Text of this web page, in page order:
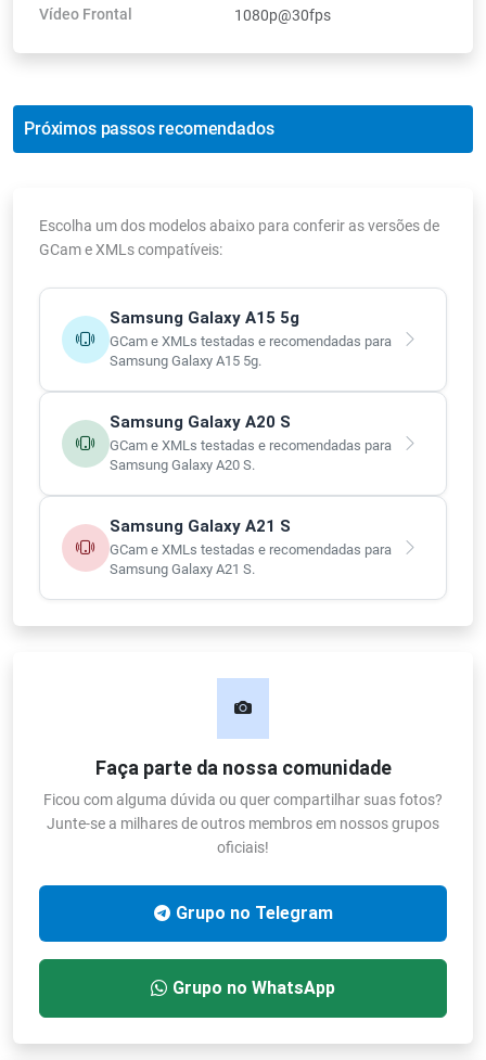
Vídeo Frontal
1080p@30fps
Próximos passos recomendados
Escolha um dos modelos abaixo para conferir as versões de
GCam e XMLs compatíveis:
Samsung Galaxy A15 5g
GCam e XMLs testadas e recomendadas para
Samsung Galaxy A15 5g.
Samsung Galaxy A20 S
GCam e XMLs testadas e recomendadas para
Samsung Galaxy A20 S.
Samsung Galaxy A21 S
GCam e XMLs testadas e recomendadas para
Samsung Galaxy A21 S.
Faça parte da nossa comunidade
Ficou com alguma dúvida ou quer compartilhar suas fotos?
Junte-se a milhares de outros membros em nossos grupos
oficiais!
Grupo no Telegram
Grupo no WhatsApp